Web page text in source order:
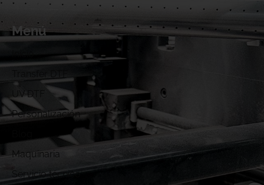
Menú
UV DTF
Personalización
Maquinaria
Servicio técnico